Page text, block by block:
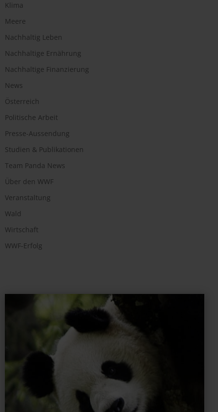
Klima
Meere
Nachhaltig Leben
Nachhaltige Ernährung
Nachhaltige Finanzierung
News
Österreich
Politische Arbeit
Presse-Aussendung
Studien & Publikationen
Team Panda News
Über den WWF
Veranstaltung
Wald
Wirtschaft
WWF-Erfolg